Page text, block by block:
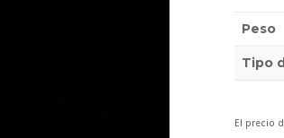
Peso
Tipo
El precio